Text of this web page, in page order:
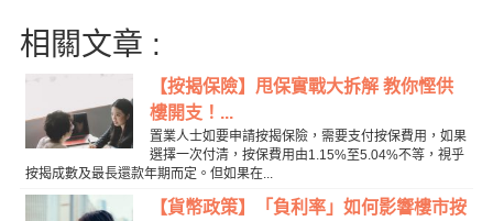
相關文章 :
【按揭保險】甩保實戰大拆解 教你慳供
樓開支！...
置業人士如要申請按揭保險，需要支付按保費用，如果
選擇一次付清，按保費用由1.15%至5.04%不等，視乎
按揭成數及最長還款年期而定。但如果在...
【貨幣政策】「負利率」如何影響樓市按